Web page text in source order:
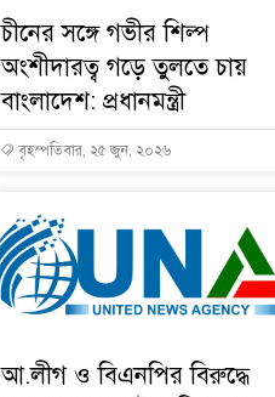
চীনের সঙ্গে গভীর শিল্প
অংশীদারত্ব গড়ে তুলতে চায়
বাংলাদেশ: প্রধানমন্ত্রী
বৃহস্পতিবার, ২৫ জুন, ২০২৬
আ.লীগ ও বিএনপির বিরুদ্ধে